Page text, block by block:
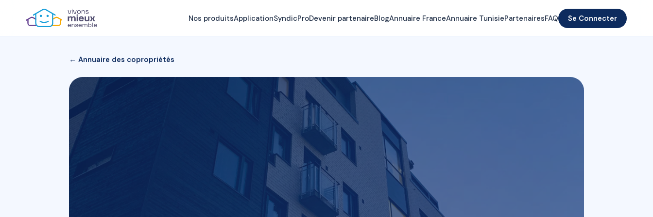
Nos produitsApplicationSyndicProDevenir partenaireBlogAnnuaire FranceAnnuaire TunisiePartenairesFAQ Se Connecter
← Annuaire des copropriétés